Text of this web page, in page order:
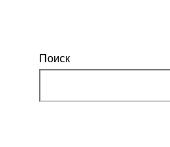
Поиск